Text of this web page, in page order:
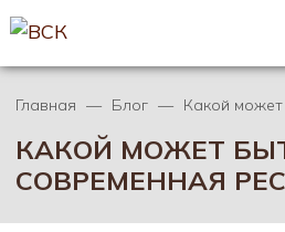
Главная Блог Какой
КАКОЙ МОЖЕТ
СОВРЕМЕННАЯ